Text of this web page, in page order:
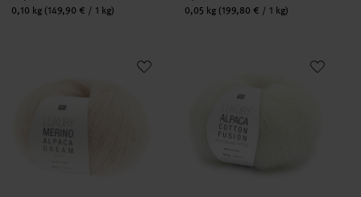
Inhalt:
0,10 kg (149,90 € / 1 kg) Inhalt:
0,05 kg (199,80 € / 1 kg)
Luxury Merino Alpaca Dream aranLuxury Alpaca Cotton Fusion